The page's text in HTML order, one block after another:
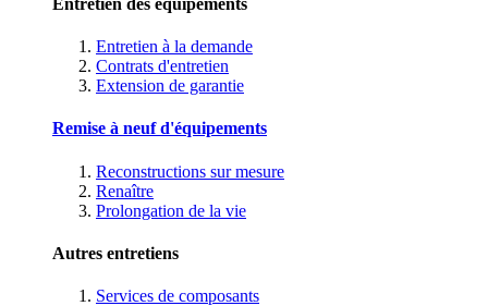
Entretien à la demande
Contrats d'entretien
Extension de garantie
Remise à neuf d'équipements
Reconstructions sur mesure
Renaître
Prolongation de la vie
Autres entretiens
Services de composants